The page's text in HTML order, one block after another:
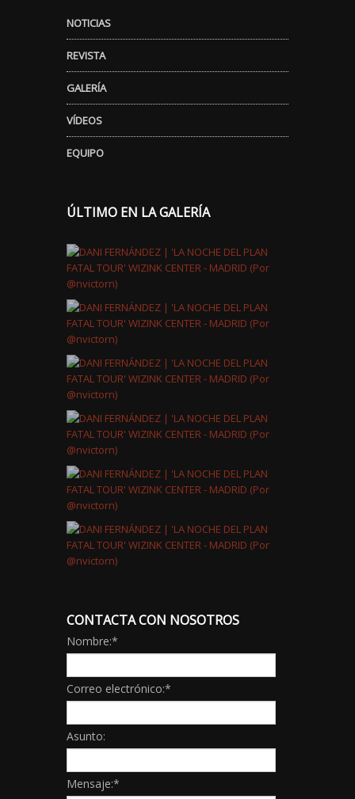
NOTICIAS
REVISTA
GALERÍA
VÍDEOS
EQUIPO
ÚLTIMO EN LA GALERÍA
CONTACTA CON NOSOTROS
Nombre:*
Correo electrónico:*
Asunto:
Mensaje:*